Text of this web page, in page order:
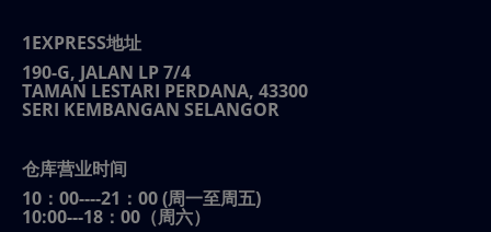
1EXPRESS地址
190-G, JALAN LP 7/4
TAMAN LESTARI PERDANA, 43300
SERI KEMBANGAN SELANGOR
仓库营业时间
10：00----21：00 (周一至周五)
10:00---18：00（周六）